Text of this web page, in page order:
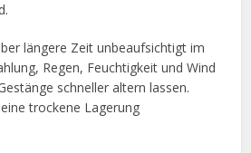
längere Zeit unbeaufsichtigt im
Regen, Feuchtigkeit und Wind
schneller altern lassen.
trockene Lagerung